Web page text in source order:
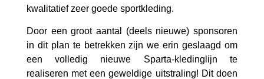
kwalitatief zeer goede sportkleding.
Door een groot aantal (deels nieuwe) sponsoren
in dit plan te betrekken zijn we erin geslaagd om
een volledig nieuwe Sparta-kledinglijn te
realiseren met een geweldige uitstraling! Dit doen